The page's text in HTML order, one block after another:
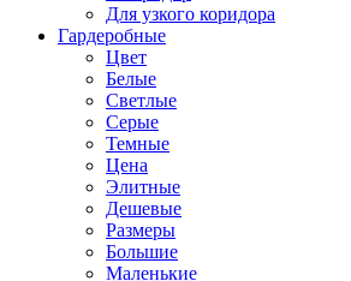
Для узкого коридора
Гардеробные
Цвет
Белые
Светлые
Серые
Темные
Цена
Элитные
Дешевые
Размеры
Большие
Маленькие